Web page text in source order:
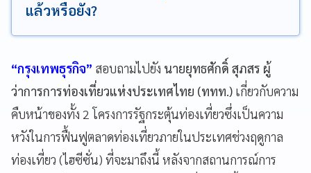
แล้วหรือยัง?
“กรุงเทพธุรกิจ” สอบถามไปยัง นายยุทธศักดิ์ สุภสร ผู้
ว่าการการท่องเที่ยวแห่งประเทศไทย (ททท.) เกี่ยวกับความ
คืบหน้าของทั้ง 2 โครงการรัฐกระตุ้นท่องเที่ยวซึ่งเป็นความ
หวังในการฟื้นฟูตลาดท่องเที่ยวภายในประเทศช่วงฤดูกาล
ท่องเที่ยว (ไฮซีซั่น) ที่จะมาถึงนี้ หลังจากสถานการณ์การ